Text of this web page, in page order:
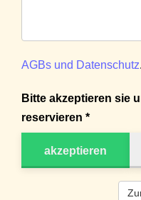
AGBs und Datenschutz.
Bitte akzeptieren sie
reservieren *
akzeptieren